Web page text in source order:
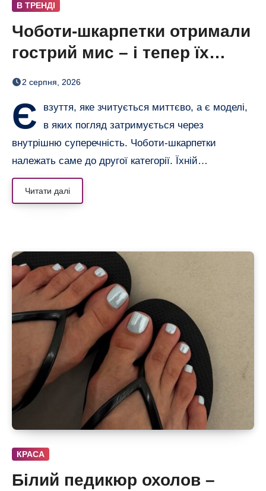
В ТРЕНДІ
Чоботи-шкарпетки отримали
гострий мис – і тепер їх
хочеться роздивлятися
2 серпня, 2026
Є
взуття, яке зчитується миттєво, а є моделі,
в яких погляд затримується через
внутрішню суперечність. Чоботи-шкарпетки
належать саме до другої категорії. Їхній…
Читати далі
КРАСА
Білий педикюр охолов –